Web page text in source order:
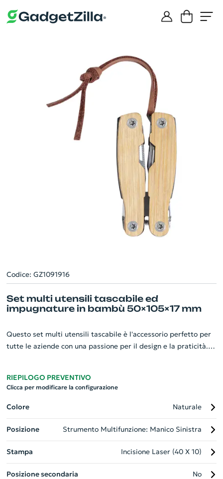
Codice: GZ1091916
Set multi utensili tascabile ed
impugnature in bambù 50×105×17 mm
Questo set multi utensili tascabile è l'accessorio perfetto per
tutte le aziende con una passione per il design e la praticità.
Misurando 50x105x17 mm, è pratico da tenere in tasca o nella
diventare il gadget perfetto per promuovere la tua attività o
come regalo aziendale unico. Un prodotto multifunzionale,
elegante e utile, resistente all'usura e al tempo.
RIEPILOGO PREVENTIVO
Clicca per modificare la configurazione
Colore Naturale
Posizione Strumento Multifunzione: Manico Sinistra
Stampa Incisione Laser (40 X 10)
Posizione secondaria No